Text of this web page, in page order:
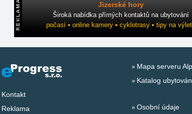
Jizerské hory
Široká nabídka přímých kontaktů na ubytování
počasí • online kamery • cyklotrasy • tipy na
Kontakt
Reklama
Mapa serveru
Katalog
Osobní údaje